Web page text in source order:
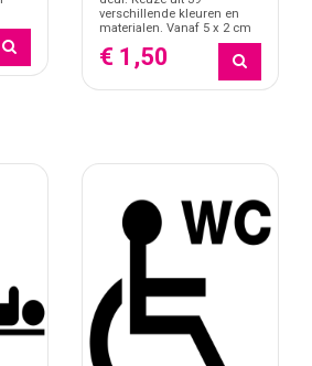
verschillende kleuren en
materialen. Vanaf 5 x 2 cm
€ 1,50